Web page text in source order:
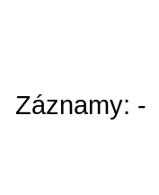
Záznamy: -